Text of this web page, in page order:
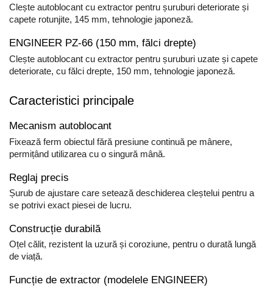
Clește autoblocant cu extractor pentru șuruburi deteriorate și
capete rotunjite, 145 mm, tehnologie japoneză.
ENGINEER PZ-66 (150 mm, fălci drepte)
Clește autoblocant cu extractor pentru șuruburi uzate și capete
deteriorate, cu fălci drepte, 150 mm, tehnologie japoneză.
Caracteristici principale
Mecanism autoblocant
Fixează ferm obiectul fără presiune continuă pe mânere,
permițând utilizarea cu o singură mână.
Reglaj precis
Șurub de ajustare care setează deschiderea cleștelui pentru a
se potrivi exact piesei de lucru.
Construcție durabilă
Oțel călit, rezistent la uzură și coroziune, pentru o durată lungă
de viață.
Funcție de extractor (modelele ENGINEER)